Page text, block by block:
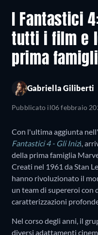
I Fantastici
tutti i film e
prima
Gabriella Giliberti
Pubblicato il06 febbraio
Con l'ultima aggiunta
Fantastici 4 - Gli Inizi ,
della prima famiglia
Creati nel 1961 da Stan
hanno rivoluzionato il
un team di supereroi con
caratterizzazioni
Nel corso degli anni, il
diversi adattamenti